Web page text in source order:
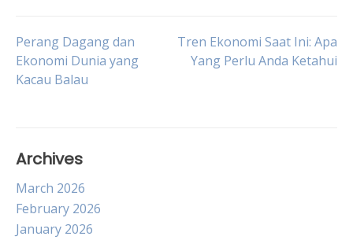
Post
navigation
Perang Dagang dan
Ekonomi Dunia yang
Kacau Balau
Tren Ekonomi Saat Ini: Apa
Yang Perlu Anda Ketahui
Archives
March 2026
February 2026
January 2026